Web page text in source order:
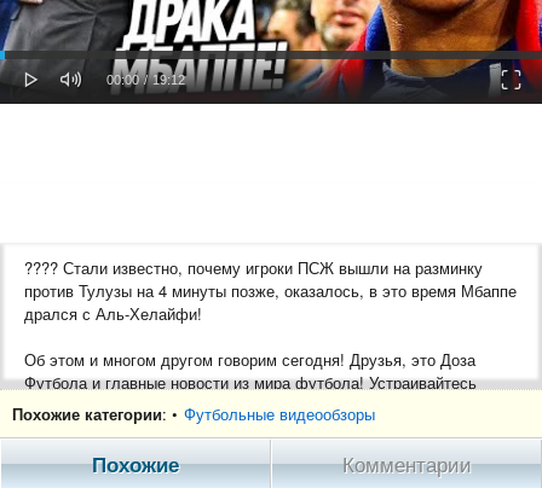
Play Mute
Current
00:00 / Duration
19:12
???? Стали известно, почему игроки ПСЖ вышли на разминку
против Тулузы на 4 минуты позже, оказалось, в это время Мбаппе
дрался с Аль-Хелайфи!
Об этом и многом другом говорим сегодня! Друзья, это Доза
Футбола и главные новости из мира футбола! Устраивайтесь
поудобнее и будем начинать! Я желаю вам приятного аппетита и
приятного просмотра!
#мбаппе #псж #тулуза
Похожие категории: • Футбольные видеообзоры
Похожие Комментарии